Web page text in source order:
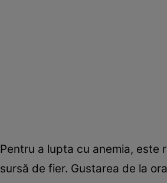
Pentru a lupta cu anemia,
sursă de fier. Gustarea de la